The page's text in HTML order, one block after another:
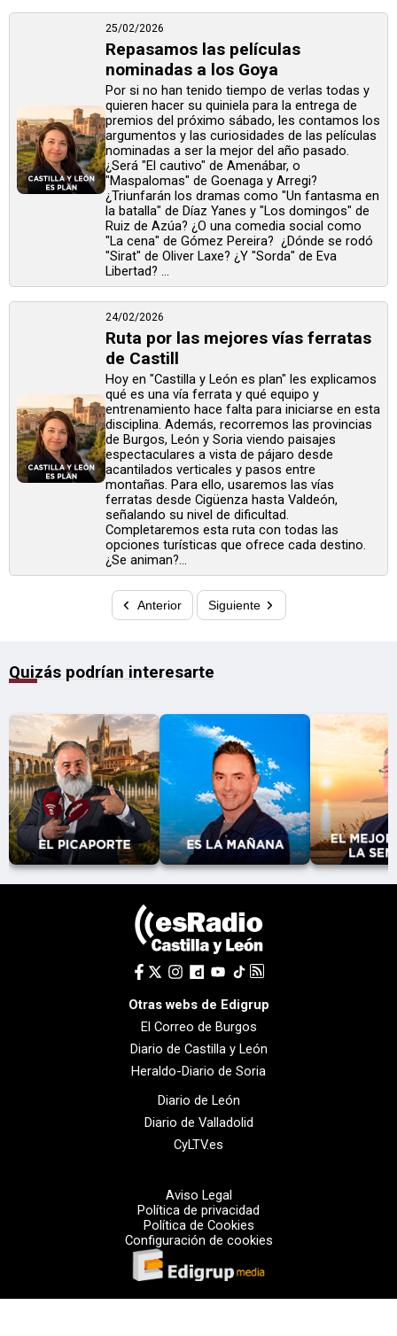
25/02/2026
Repasamos las películas
nominadas a los Goya
Por si no han tenido tiempo de verlas todas y
quieren hacer su quiniela para la entrega de
premios del próximo sábado, les contamos los
argumentos y las curiosidades de las películas
nominadas a ser la mejor del año pasado.
¿Será "El cautivo" de Amenábar, o
"Maspalomas" de Goenaga y Arregi?
¿Triunfarán los dramas como "Un fantasma en
la batalla" de Díaz Yanes y "Los domingos" de
Ruiz de Azúa? ¿O una comedia social como
"La cena" de Gómez Pereira? ¿Dónde se rodó
"Sirat" de Oliver Laxe? ¿Y "Sorda" de Eva
Libertad? ...
24/02/2026
Ruta por las mejores vías ferratas
de Castill
Hoy en "Castilla y León es plan" les explicamos
qué es una vía ferrata y qué equipo y
entrenamiento hace falta para iniciarse en esta
disciplina. Además, recorremos las provincias
de Burgos, León y Soria viendo paisajes
espectaculares a vista de pájaro desde
acantilados verticales y pasos entre
montañas. Para ello, usaremos las vías
ferratas desde Cigüenza hasta Valdeón,
señalando su nivel de dificultad.
Completaremos esta ruta con todas las
opciones turísticas que ofrece cada destino.
¿Se animan?...
Anterior Siguiente
Quizás podrían interesarte
Otras webs de Edigrup
El Correo de Burgos
Diario de Castilla y León
Heraldo-Diario de Soria
Diario de León
Diario de Valladolid
CyLTV.es
Aviso Legal
Política de privacidad
Política de Cookies
Configuración de cookies